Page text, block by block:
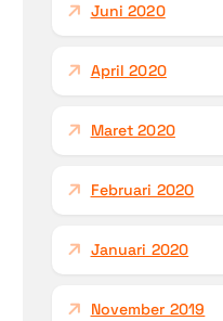
Juni 2020
April 2020
Maret 2020
Februari 2020
Januari 2020
November 2019